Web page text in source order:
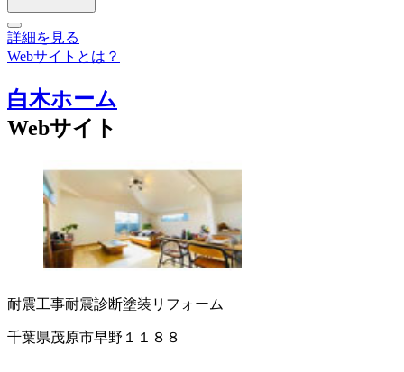
詳細を見る
Webサイトとは？
白木ホーム
Webサイト
耐震工事耐震診断塗装 リフォーム
千葉県茂原市早野１１８８